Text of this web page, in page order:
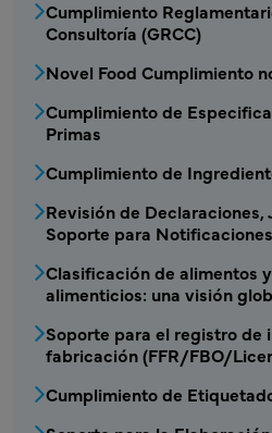
Cumplimiento
Consultoría (GRCC)
Novel Food Cumplimiento
Cumplimiento de
Primas
Cumplimiento de
Revisión de
Soporte para Notificaciones
Clasificación de alimentos
alimenticios: una visión
Soporte para el registro de
fabricación (FFR/FBO/
Cumplimiento de